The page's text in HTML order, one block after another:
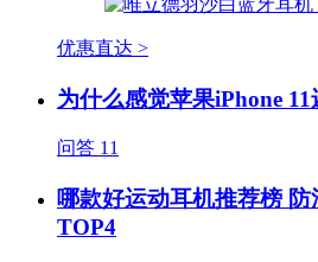
优惠直达 >
为什么感觉苹果iPhone
问答 11
哪款好运动耳机推荐榜
TOP4